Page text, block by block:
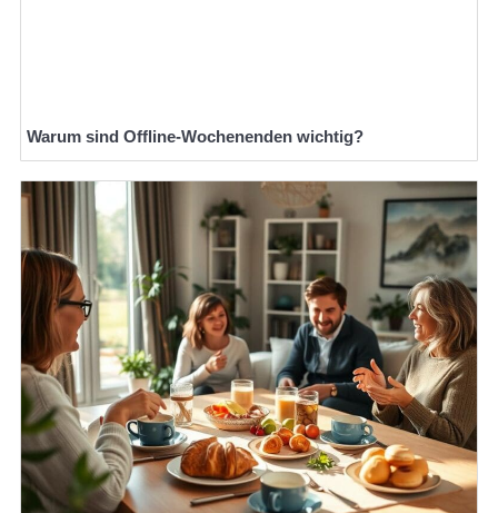
Warum sind Offline-Wochenenden wichtig?